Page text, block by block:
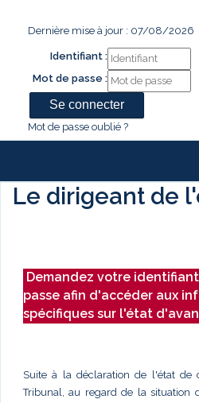
Dernière mise à jour : 07/08/2026
Identifiant :
Mot de passe :
Mot de passe oublié ?
Le dirigeant de
Demandez votre
passe afin d'accéder aux
spécifiques sur l'état
Suite à la déclaration de l'état de
Tribunal, au regard de la situation